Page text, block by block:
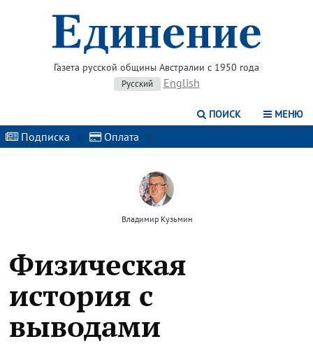
Газета русской общины Австралии с 1950 года
Русский English
ПОИСК МЕНЮ
Подписка | Оплата |
Владимир Кузьмин
Физическая
история с
выводами